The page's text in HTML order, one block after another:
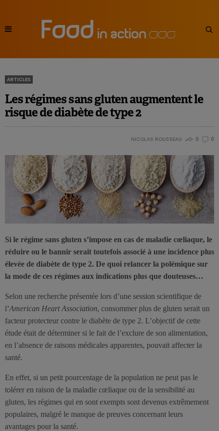
ARTICLES
Les régimes sans gluten augmentent le
risque de diabète de type 2
NICOLAS ROUSSEAU 0 0
Si le régime sans gluten s’impose en cas de maladie cœliaque, le
réduire ou le bannir serait toutefois associé à une incidence plus
élevée de diabète de type 2. De quoi relancer la polémique sur
la mode de ces régimes aux indications plus que douteuses…
Selon une recherche présentée lors d’une session scientifique de
l’American Heart Association, consommer plus de gluten serait un
facteur protecteur contre le diabète de type 2. L’objectif de cette
étude était de déterminer si le fait de l’exclure de son alimentation,
en l’absence de raisons médicales apparentes, pouvait affecter la
santé.
En effet, si un petit pourcentage de la population ne peut pas le
tolérer en raison de la maladie cœliaque ou de la sensibilité au
gluten, les régimes qui en sont exempts sont devenus extrêmement
populaires, malgré le manque de preuves concernant leurs
avantages pour la santé.